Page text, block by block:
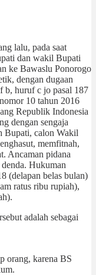
lalu, pada saat
dan wakil Bupati
ke Bawaslu Ponorogo
dengan dugaan
b, huruf c jo pasal 187
10 tahun 2016
Republik Indonesia
dengan sengaja
Bupati, calon Wakil
memfitnah,
Ancaman pidana
Hukuman
(delapan belas bulan)
ratus ribu rupiah),
adalah sebagai
orang, karena BS